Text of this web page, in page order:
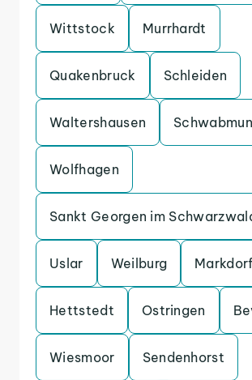
Wittstock Murrhardt
Quakenbruck Schleiden
Waltershausen
Wolfhagen
Sankt Georgen im
Uslar Weilburg Markdorf
Hettstedt Ostringen
Wiesmoor Sendenhorst